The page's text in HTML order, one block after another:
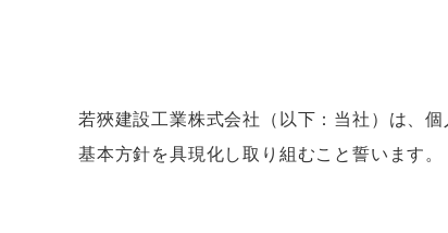
若狹建設工業株式会社（以下：当社）は、
基本方針を具現化し取り組むこと誓います。